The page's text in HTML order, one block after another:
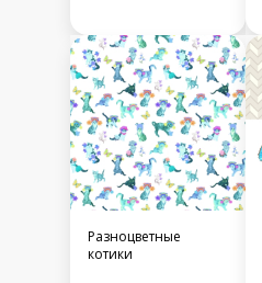
Разноцветные
котики